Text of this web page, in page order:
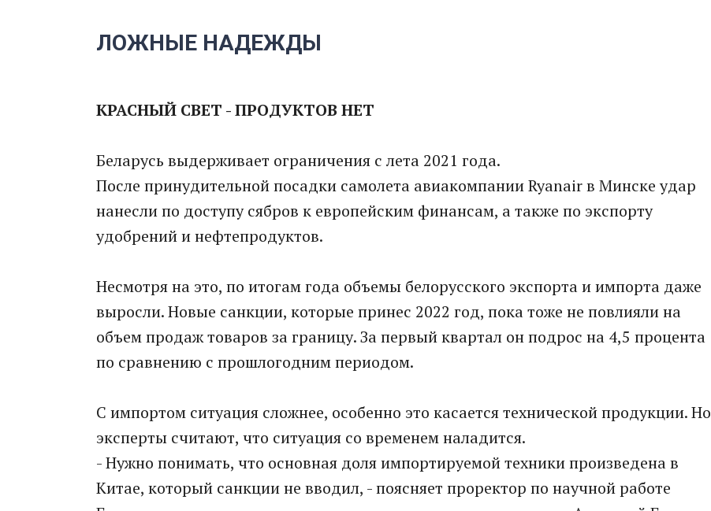
ЛОЖНЫЕ НАДЕЖДЫ
КРАСНЫЙ СВЕТ - ПРОДУКТОВ НЕТ
Беларусь выдерживает ограничения с лета 2021 года.
После принудительной посадки самолета авиакомпании Ryanair в Минске удар
нанесли по доступу сябров к европейским финансам, а также по экспорту
удобрений и нефтепродуктов.
Несмотря на это, по итогам года объемы белорусского экспорта и импорта даже
выросли. Новые санкции, которые принес 2022 год, пока тоже не повлияли на
объем продаж товаров за границу. За первый квартал он подрос на 4,5 процента
по сравнению с прошлогодним периодом.
С импортом ситуация сложнее, особенно это касается технической продукции. Но
эксперты считают, что ситуация со временем наладится.
- Нужно понимать, что основная доля импортируемой техники произведена в
Китае, который санкции не вводил, - поясняет проректор по научной работе